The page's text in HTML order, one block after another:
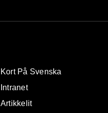
Kort På Svenska
Intranet
Artikkelit